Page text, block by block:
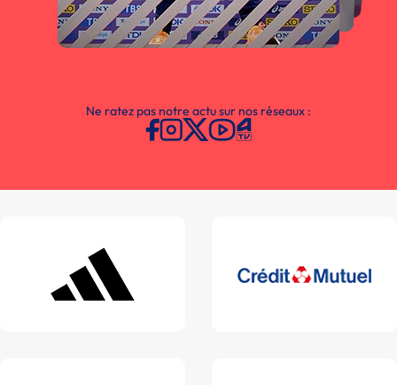
Ne ratez pas notre actu sur nos réseaux :